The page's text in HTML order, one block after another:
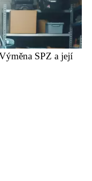
SPZ a její